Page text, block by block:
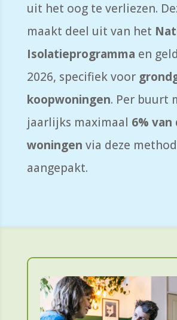
uit het oog te verliezen.
maakt deel uit van het
Isolatieprogramma en
2026, specifiek voor
koopwoningen. Per buurt
jaarlijks maximaal 6% van
woningen via deze
aangepakt.